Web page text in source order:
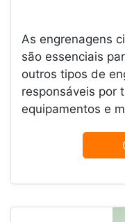
As engrenagens
são essenciais
outros tipos de
responsáveis por
equipamentos e